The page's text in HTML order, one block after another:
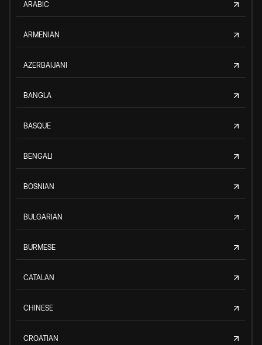
ARABIC
ARMENIAN
AZERBAIJANI
BANGLA
BASQUE
BENGALI
BOSNIAN
BULGARIAN
BURMESE
CATALAN
CHINESE
CROATIAN